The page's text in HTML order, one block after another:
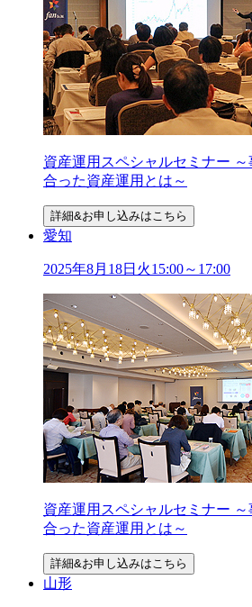
資産運用スペシャルセミナー
合った資産運用とは～
詳細&お申し込みはこちら
愛知
2025年8月 18日 火15:00～17:00
資産運用スペシャルセミナー
合った資産運用とは～
詳細&お申し込みはこちら
山形